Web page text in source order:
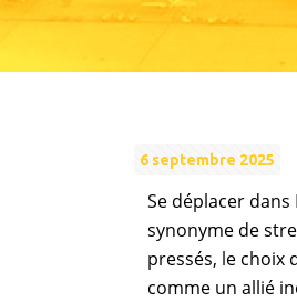
6 septembre 2025
Se déplacer
synonyme de
pressés, le choix
comme un allié